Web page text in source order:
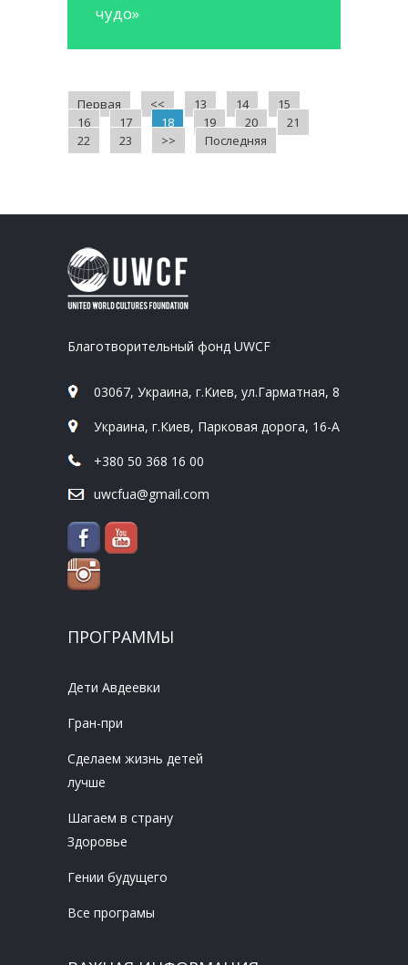
чудо»
Первая << 13 14
15
16
17 18 19 20
21
22
23 >> Последняя
Благотворительный фонд UWCF
03067, Украина, г.Киев, ул.Гарматная, 8
Украина, г.Киев, Парковая дорога, 16-А
+380 50 368 16 00
uwcfua@gmail.com
ПРОГРАММЫ
Дети Авдеевки
Гран-при
Сделаем жизнь детей
лучше
Шагаем в страну
Здоровье
Гении будущего
Все програмы